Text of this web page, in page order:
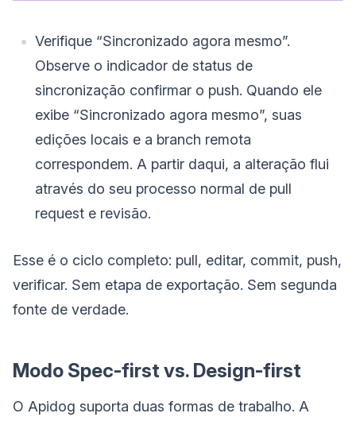
Verifique “Sincronizado agora mesmo”.
Observe o indicador de status de
sincronização confirmar o push. Quando ele
exibe “Sincronizado agora mesmo”, suas
edições locais e a branch remota
correspondem. A partir daqui, a alteração flui
através do seu processo normal de pull
request e revisão.
Esse é o ciclo completo: pull, editar, commit, push,
verificar. Sem etapa de exportação. Sem segunda
fonte de verdade.
Modo Spec-first vs. Design-first
O Apidog suporta duas formas de trabalho. A